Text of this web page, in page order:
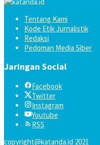
Tentang Kami
Kode Etik Jurnalistik
Redaksi
Pedoman Media Siber
Jaringan Social
Facebook
Twitter
Instagram
Youtube
RSS
copyright@katanda.id 2021